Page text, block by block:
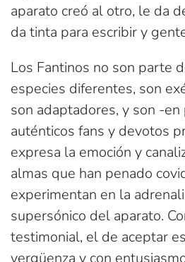
aparato creó al otro, le da
da tinta para escribir y
Los Fantinos no son parte
especies diferentes, son
son adaptadores, y son -
auténticos fans y devotos
expresa la emoción y
almas que han penado
experimentan en la
supersónico del aparato.
testimonial, el de aceptar
vergüenza y con